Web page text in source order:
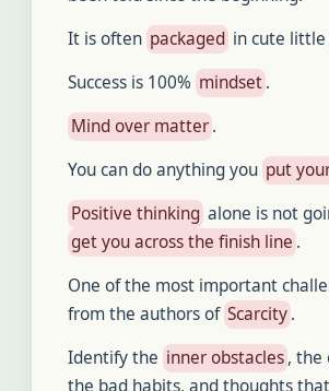
It is often packaged in cute little
Success is 100% mindset.
Mind over matter.
You can do anything you put
Positive thinking alone is not
get you across the finish line .
One of the most important
from the authors of Scarcity.
Identify the inner obstacles, the
the bad habits, and thoughts